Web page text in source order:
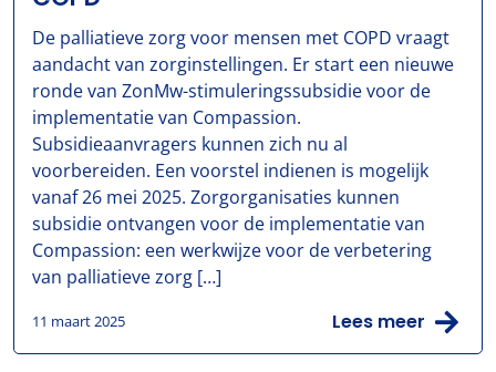
De palliatieve zorg voor mensen met COPD vraagt
aandacht van zorginstellingen. Er start een nieuwe
ronde van ZonMw-stimuleringssubsidie voor de
implementatie van Compassion.
Subsidieaanvragers kunnen zich nu al
voorbereiden. Een voorstel indienen is mogelijk
vanaf 26 mei 2025. Zorgorganisaties kunnen
subsidie ontvangen voor de implementatie van
Compassion: een werkwijze voor de verbetering
van palliatieve zorg […]
11 maart 2025 Lees meer